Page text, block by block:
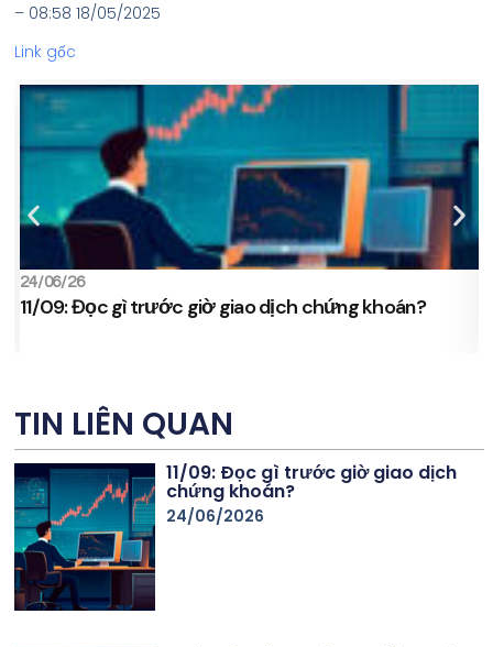
– 08:58 18/05/2025
Link gốc
24/06/26
11/09: Đọc gì trước giờ giao dịch chứng khoán?
TIN LIÊN QUAN
11/09: Đọc gì trước giờ giao dịch
chứng khoán?
24/06/2026